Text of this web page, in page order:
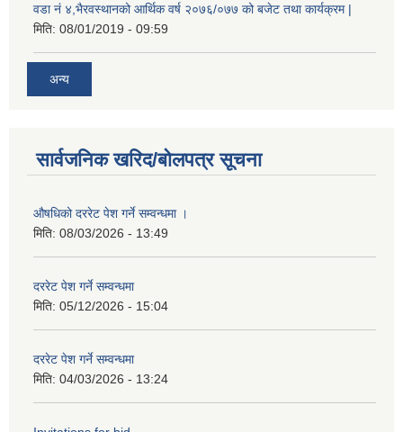
वडा नं ४,भैरवस्थानको आर्थिक वर्ष २०७६/०७७ को बजेट तथा कार्यक्रम |
मिति: 08/01/2019 - 09:59
अन्य
सार्वजनिक खरिद/बोलपत्र सूचना
औषधिको दररेट पेश गर्ने सम्वन्धमा ।
मिति: 08/03/2026 - 13:49
दररेट पेश गर्ने सम्वन्धमा
मिति: 05/12/2026 - 15:04
दररेट पेश गर्ने सम्वन्धमा
मिति: 04/03/2026 - 13:24